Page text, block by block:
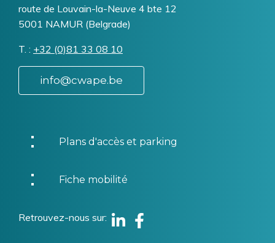
Addresse
route de Louvain-la-Neuve 4 bte 12
5001 NAMUR (Belgrade)
T. Téléphone
+32 (0)81 33 08 10
info@cwape.be
Plans d'accès et parking
Fiche mobilité
Retrouvez-nous sur
Linkedin
Facebook